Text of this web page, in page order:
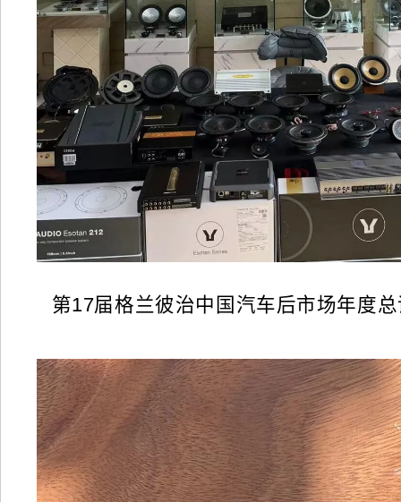
第17届格兰彼治中国汽车后市场年度